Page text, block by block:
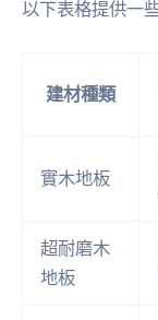
以下表格提供一
建材種類
實木地板
超耐磨木
地板